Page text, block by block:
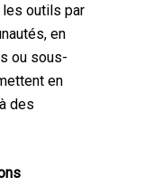
les outils par
en
ou sous-
en
des